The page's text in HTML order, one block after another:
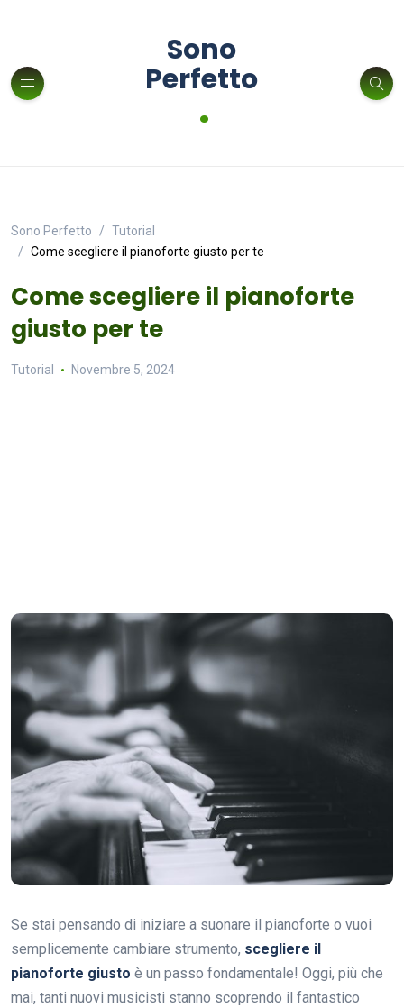
Sono
Perfetto
.
Sono Perfetto
Tutorial
Come scegliere il pianoforte giusto per te
Come scegliere il pianoforte
giusto per te
Tutorial Novembre 5, 2024
Se stai pensando di iniziare a suonare il pianoforte o vuoi
semplicemente cambiare strumento, scegliere il
pianoforte giusto è un passo fondamentale! Oggi, più che
mai, tanti nuovi musicisti stanno scoprendo il fantastico